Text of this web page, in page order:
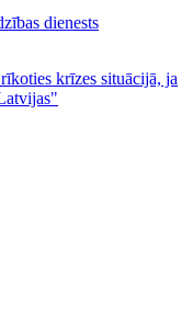
dienests
krīzes situācijā, ja